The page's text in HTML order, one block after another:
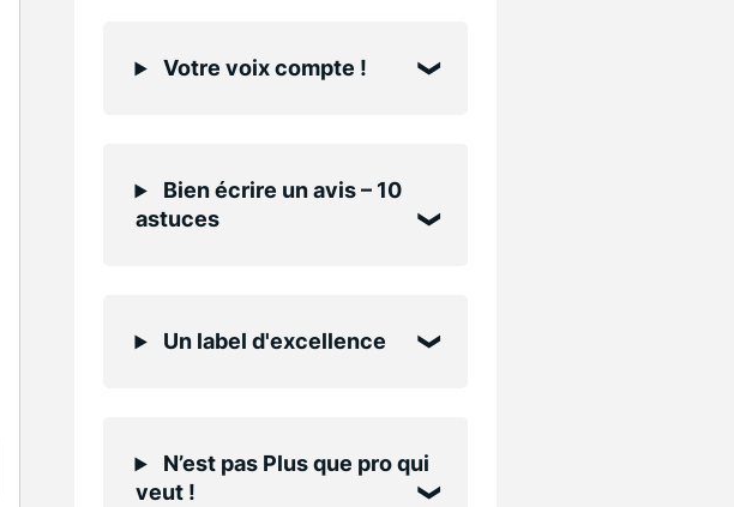
Votre voix compte !
Bien écrire un avis – 10
astuces
Un label d'excellence
N’est pas Plus que pro qui
veut !